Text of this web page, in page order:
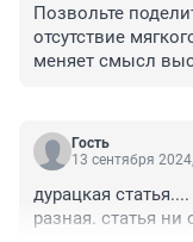
трех блюд? А
смотреть не
Позвольте
отсутствие
меняет смысл
Когда в СССР
60-х), объявляли,
Когда в начале
Когда в начале
Москве),
Гость
13 сентября
дурацкая
разная. статья